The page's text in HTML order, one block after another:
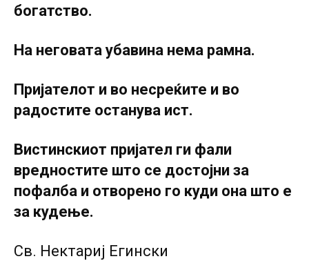
богатство.
На неговата убавина нема рамна.
Пријателот и во несреќите и во
радостите останува ист.
Вистинскиот пријател ги фали
вредностите што се достојни за
пофалба и отворено го куди она што е
за кудење.
Св. Нектариј Егински